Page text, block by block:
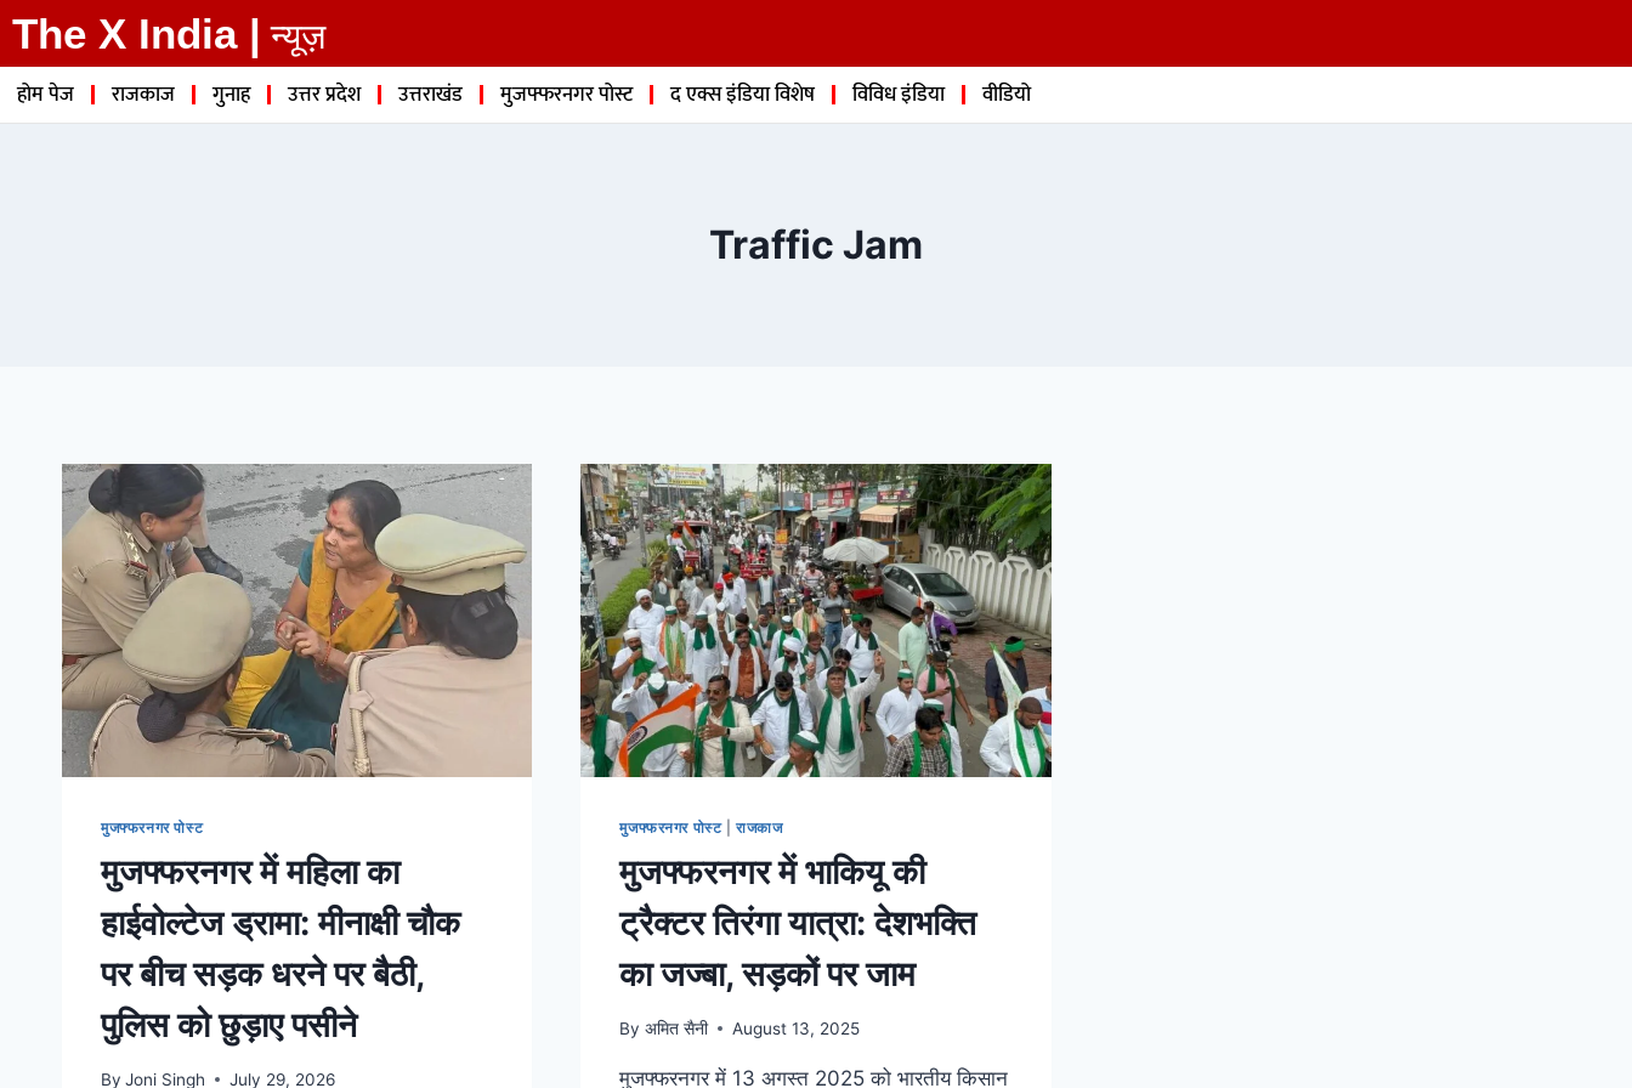
The X India | न्यूज़
होम पेज राजकाज गुनाह उत्तर प्रदेश उत्तराखंड मुजफ्फरनगर पोस्ट द एक्स इंडिया विशेष विविध इंडिया वीडियो
Traffic Jam
मुजफ्फरनगर पोस्ट
मुजफ्फरनगर में महिला का
हाईवोल्टेज ड्रामा: मीनाक्षी चौक
पर बीच सड़क धरने पर बैठी,
पुलिस को छुड़ाए पसीने
By Joni Singh July 29, 2026
मुजफ्फरनगर पोस्ट|राजकाज
मुजफ्फरनगर में भाकियू की
ट्रैक्टर तिरंगा यात्रा: देशभक्ति
का जज्बा, सड़कों पर जाम
By अमित सैनी August 13, 2025
मुजफ्फरनगर में 13 अगस्त 2025 को भारतीय किसान